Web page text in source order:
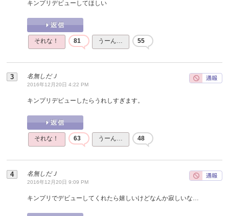
キンプリデビューしてほしい
それな！ 81 うーん… 55
名無しだＪ
2016年12月20日 4:22 PM
キンプリデビューしたらうれしすぎます。
それな！ 63 うーん… 48
名無しだＪ
2016年12月20日 9:09 PM
キンプリでデビューしてくれたら嬉しいけどなんか寂しいな…